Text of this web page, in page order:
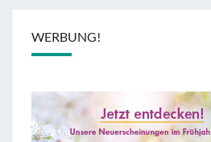
WERBUNG!